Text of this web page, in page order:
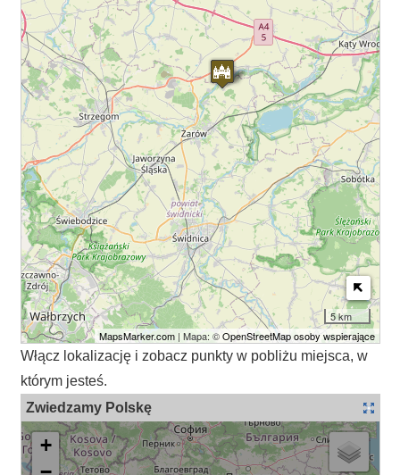
5 km
MapsMarker.com| Mapa: ©OpenStreetMap osoby wspierające
Włącz lokalizację i zobacz punkty w pobliżu miejsca, w
którym jesteś.
Zwiedzamy Polskę
+